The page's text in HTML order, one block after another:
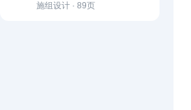
施组设计 · 89页